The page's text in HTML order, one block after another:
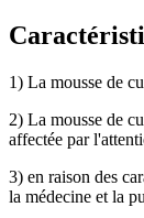
1) La mousse de
2) La mousse de
affectée par
3) en raison des
la médecine et la